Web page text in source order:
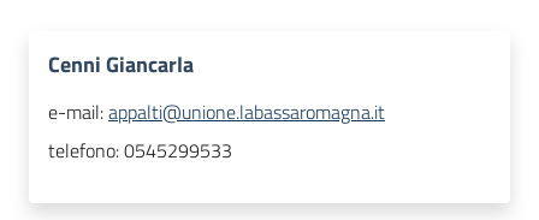
Cenni Giancarla
e-mail:appalti@unione.labassaromagna.it
telefono:0545299533